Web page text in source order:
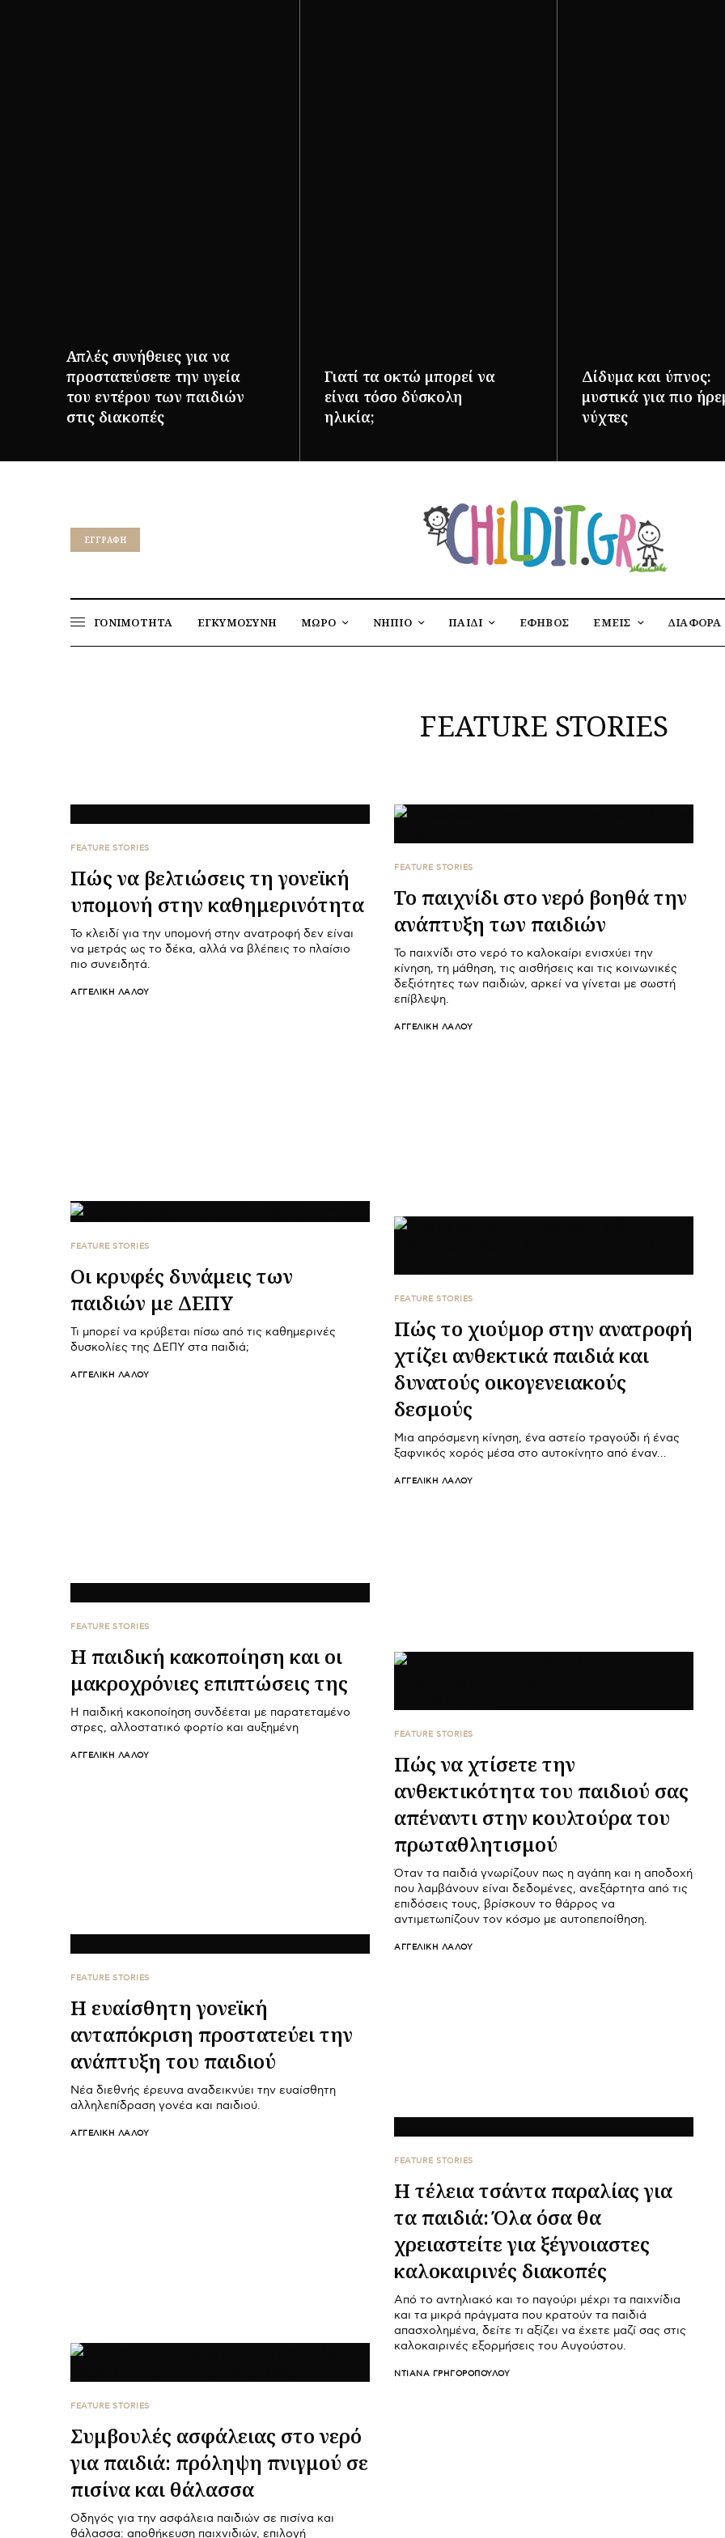
Απλές συνήθειες για να
προστατεύσετε την υγεία
του εντέρου των παιδιών
στις διακοπές
Γιατί τα οκτώ μπορεί να
είναι τόσο δύσκολη
ηλικία;
Δίδυμα και ύπνος:
μυστικά για πιο
νύχτες
EΓΓΡΑΦΉ
ΓΟΝΙΜΟΤΗΤΑ ΕΓΚΥΜΟΣΥΝΗ ΜΩΡΟ ΝΗΠΙΟ ΠΑΙΔΙ ΕΦΗΒΟΣ ΕΜΕΙΣ ΔΙΑΦΟΡΑ
FEATURE STORIES
FEATURE STORIES
Πώς να βελτιώσεις τη γονεϊκή
υπομονή στην καθημερινότητα
Το κλειδί για την υπομονή στην ανατροφή δεν είναι
να μετράς ως το δέκα, αλλά να βλέπεις το πλαίσιο
πιο συνειδητά.
ΑΓΓΕΛΙΚΉ ΛΆΛΟΥ
FEATURE STORIES
Το παιχνίδι στο νερό βοηθά την
ανάπτυξη των παιδιών
Το παιχνίδι στο νερό το καλοκαίρι ενισχύει την
κίνηση, τη μάθηση, τις αισθήσεις και τις κοινωνικές
δεξιότητες των παιδιών, αρκεί να γίνεται με σωστή
επίβλεψη.
ΑΓΓΕΛΙΚΉ ΛΆΛΟΥ
FEATURE STORIES
Οι κρυφές δυνάμεις των
παιδιών με ΔΕΠΥ
Τι μπορεί να κρύβεται πίσω από τις καθημερινές
δυσκολίες της ΔΕΠΥ στα παιδιά;
ΑΓΓΕΛΙΚΉ ΛΆΛΟΥ
FEATURE STORIES
Πώς το χιούμορ στην ανατροφή
χτίζει ανθεκτικά παιδιά και
δυνατούς οικογενειακούς
δεσμούς
Μια απρόσμενη κίνηση, ένα αστείο τραγούδι ή ένας
ξαφνικός χορός μέσα στο αυτοκίνητο από έναν…
ΑΓΓΕΛΙΚΉ ΛΆΛΟΥ
FEATURE STORIES
Η παιδική κακοποίηση και οι
μακροχρόνιες επιπτώσεις της
Η παιδική κακοποίηση συνδέεται με παρατεταμένο
στρες, αλλοστατικό φορτίο και αυξημένη
ΑΓΓΕΛΙΚΉ ΛΆΛΟΥ
FEATURE STORIES
Πώς να χτίσετε την
ανθεκτικότητα του παιδιού σας
απέναντι στην κουλτούρα του
πρωταθλητισμού
Όταν τα παιδιά γνωρίζουν πως η αγάπη και η αποδοχή
που λαμβάνουν είναι δεδομένες, ανεξάρτητα από τις
επιδόσεις τους, βρίσκουν το θάρρος να
αντιμετωπίζουν τον κόσμο με αυτοπεποίθηση.
ΑΓΓΕΛΙΚΉ ΛΆΛΟΥ
FEATURE STORIES
Η ευαίσθητη γονεϊκή
ανταπόκριση προστατεύει την
ανάπτυξη του παιδιού
Νέα διεθνής έρευνα αναδεικνύει την ευαίσθητη
αλληλεπίδραση γονέα και παιδιού.
ΑΓΓΕΛΙΚΉ ΛΆΛΟΥ
FEATURE STORIES
Η τέλεια τσάντα παραλίας για
τα παιδιά: Όλα όσα θα
χρειαστείτε για ξέγνοιαστες
καλοκαιρινές διακοπές
Από το αντηλιακό και το παγούρι μέχρι τα παιχνίδια
και τα μικρά πράγματα που κρατούν τα παιδιά
απασχολημένα, δείτε τι αξίζει να έχετε μαζί σας στις
καλοκαιρινές εξορμήσεις του Αυγούστου.
ΝΤΙΆΝΑ ΓΡΗΓΟΡΟΠΟΎΛΟΥ
FEATURE STORIES
Συμβουλές ασφάλειας στο νερό
για παιδιά: πρόληψη πνιγμού σε
πισίνα και θάλασσα
Οδηγός για την ασφάλεια παιδιών σε πισίνα και
θάλασσα: αποθήκευση παιχνιδιών, επιλογή